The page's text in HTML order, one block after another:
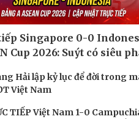
Singapore 0-0
Cup 2026: Suýt có siêu
Hải lập kỷ lục để đời trong
Việt Nam
TIẾP Việt Nam 1-0